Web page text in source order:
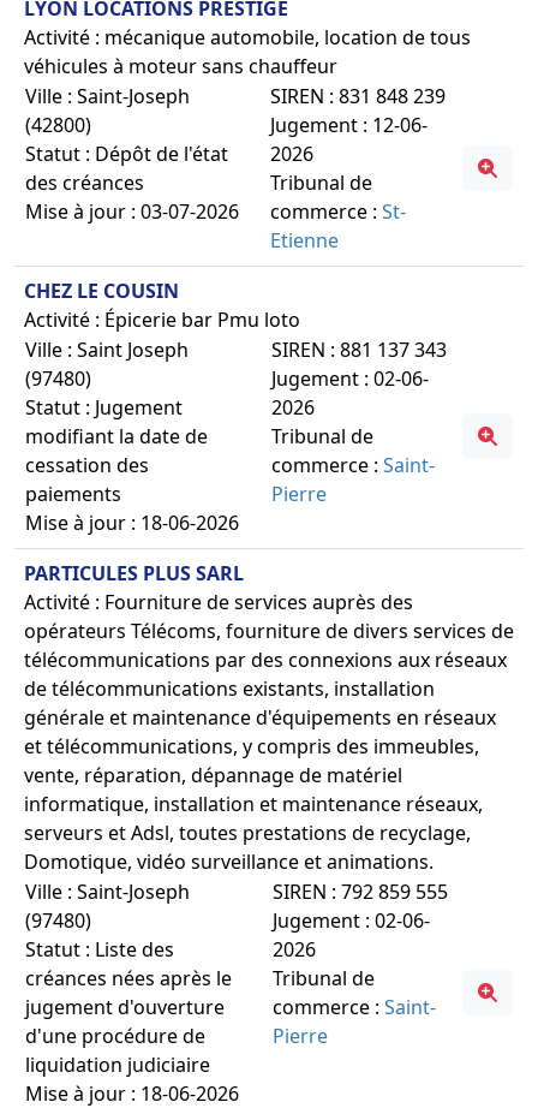
LYON LOCATIONS PRESTIGE
Activité : mécanique automobile, location de tous
véhicules à moteur sans chauffeur
Ville : Saint-Joseph
(42800)
Statut : Dépôt de l'état
des créances
Mise à jour : 03-07-2026
SIREN : 831 848 239
Jugement : 12-06-
2026
Tribunal de
commerce :St-
Etienne
CHEZ LE COUSIN
Activité : Épicerie bar Pmu loto
Ville : Saint Joseph
(97480)
Statut : Jugement
modifiant la date de
cessation des
paiements
Mise à jour : 18-06-2026
SIREN : 881 137 343
Jugement : 02-06-
2026
Tribunal de
commerce :Saint-
Pierre
PARTICULES PLUS SARL
Activité : Fourniture de services auprès des
opérateurs Télécoms, fourniture de divers services de
télécommunications par des connexions aux réseaux
de télécommunications existants, installation
générale et maintenance d'équipements en réseaux
et télécommunications, y compris des immeubles,
vente, réparation, dépannage de matériel
informatique, installation et maintenance réseaux,
serveurs et Adsl, toutes prestations de recyclage,
Domotique, vidéo surveillance et animations.
Ville : Saint-Joseph
(97480)
Statut : Liste des
créances nées après le
jugement d'ouverture
d'une procédure de
liquidation judiciaire
Mise à jour : 18-06-2026
SIREN : 792 859 555
Jugement : 02-06-
2026
Tribunal de
commerce :Saint-
Pierre